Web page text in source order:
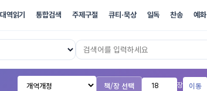
대역읽기 통합검색 주제구절 큐티·묵상 일독 찬송 예화
개 번역본 온라인 성경
책/장 선택 장 이동